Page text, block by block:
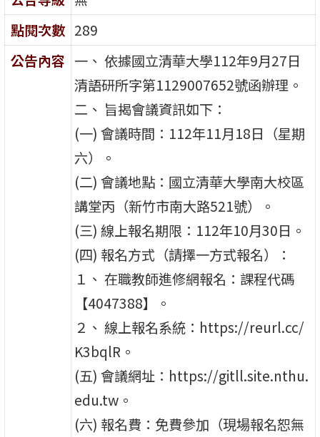
點閱次數 289
公告內容 一、 依據國立清華大學112年9月27日
清語研所字第1129007652號函辦理。
二、 旨揭會議資訊如下：
(一) 會議時間：112年11月18日（星期
六）。
(二) 會議地點：國立清華大學南大校區
講堂丙（新竹市南大路521號）。
(三) 線上報名期限：112年10月30日。
(四) 報名方式（請擇一方式報名）：
１、 在職教師進修網報名：課程代碼
【4047388】。
２、 線上報名系統：https://reurl.cc/
K3bqlR。
(五) 會議網址：https://gitll.site.nthu.
edu.tw。
(六) 報名費：免費參加（現場報名恕無